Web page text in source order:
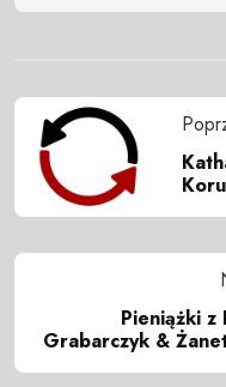
Pieniążki z
Grabarczyk &